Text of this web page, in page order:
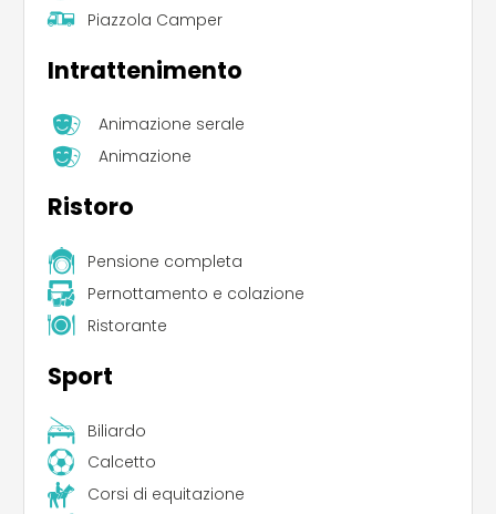
Piazzola Camper
Intrattenimento
Animazione serale
Animazione
Ristoro
Pensione completa
Pernottamento e colazione
Ristorante
Sport
Biliardo
Calcetto
Corsi di equitazione